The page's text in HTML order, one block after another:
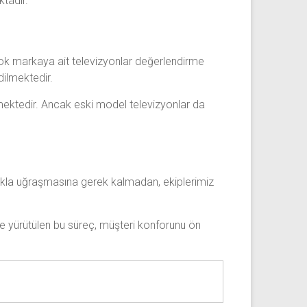
markaya ait televizyonlar değerlendirme
Ancak eski model televizyonlar da
uğraşmasına gerek kalmadan, ekiplerimiz
yürütülen bu süreç, müşteri konforunu ön